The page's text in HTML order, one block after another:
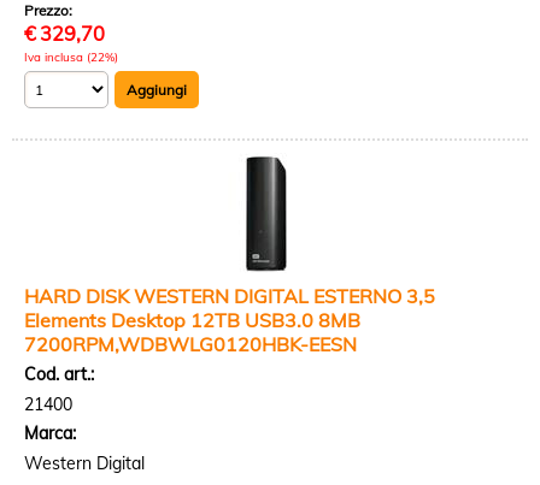
Prezzo:
€ 329,70
Iva inclusa (22%)
HARD DISK WESTERN DIGITAL ESTERNO 3,5
Elements Desktop 12TB USB3.0 8MB
7200RPM,WDBWLG0120HBK-EESN
Cod. art.:
21400
Marca:
Western Digital